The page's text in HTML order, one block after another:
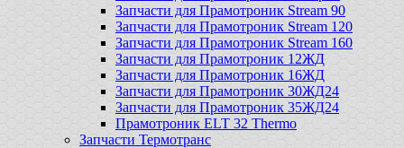
Запчасти для Прамотроник Stream 90
Запчасти для Прамотроник Stream 120
Запчасти для Прамотроник Stream 160
Запчасти для Прамотроник 12ЖД
Запчасти для Прамотроник 16ЖД
Запчасти для Прамотроник 30ЖД24
Запчасти для Прамотроник 35ЖД24
Прамотроник ELT 32 Thermo
Запчасти Термотранс